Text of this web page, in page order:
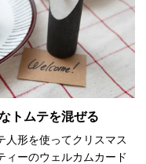
トムテを混ぜる
人形を使ってクリスマス
ィーのウェルカムカード